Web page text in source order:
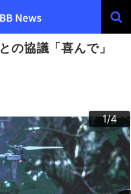
の協議「喜んで」
1/4
2/4
3/4
4/4